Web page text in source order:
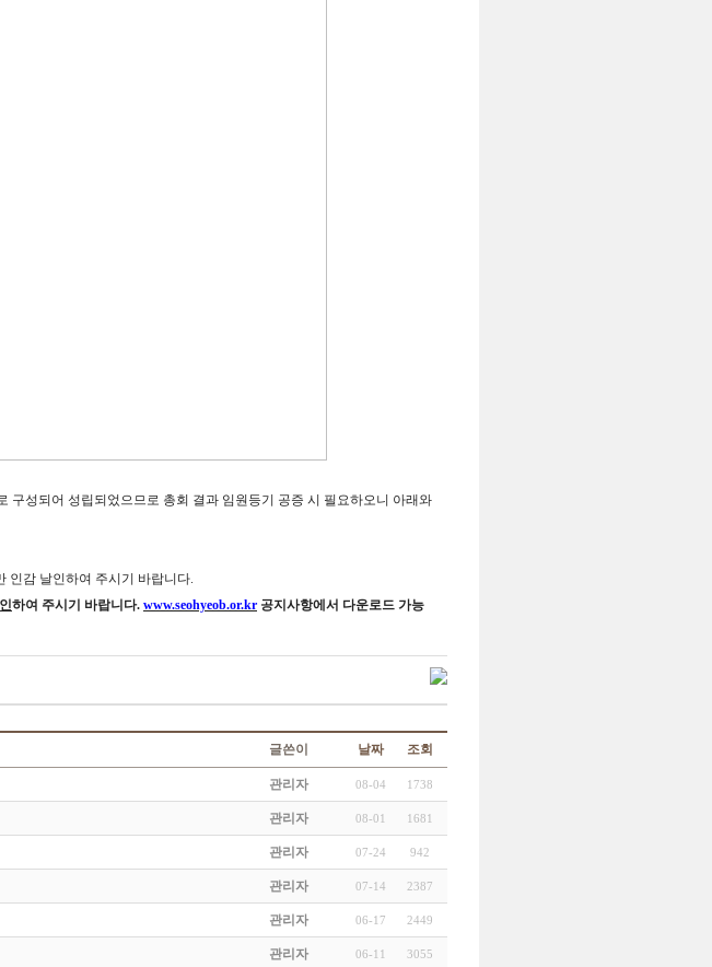
구성되어 성립되었으므로 총회 결과 임원등기 공증 시 필요하오니 아래와
인감 날인하여 주시기 바랍니다.
하여 주시기 바랍니다. www.seohyeob.or.kr 공지사항에서 다운로드 가능
글쓴이 날짜 조회
관리자 08-04 1738
관리자 08-01 1681
관리자 07-24 942
관리자 07-14 2387
관리자 06-17 2449
관리자 06-11 3055